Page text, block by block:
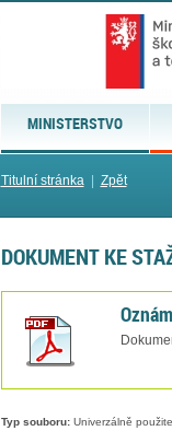
MINISTERSTVO
Titulní stránka| Zpět
DOKUMENT KE
Typ souboru:Univerzálně